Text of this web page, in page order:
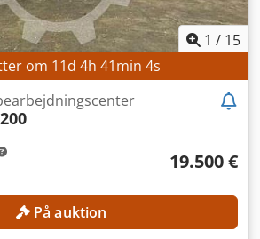
1 / 15
om 11d 4h 41min 2s
19.500 €
På auktion